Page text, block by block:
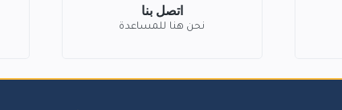
اتصل بنا
نحن هنا للمساعدة